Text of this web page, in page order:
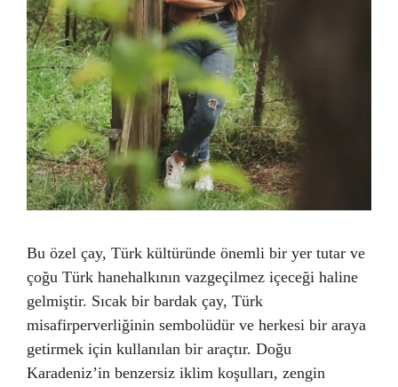
Bu özel çay, Türk kültüründe önemli bir yer tutar ve
çoğu Türk hanehalkının vazgeçilmez içeceği haline
gelmiştir. Sıcak bir bardak çay, Türk
misafirperverliğinin sembolüdür ve herkesi bir araya
getirmek için kullanılan bir araçtır. Doğu
Karadeniz’in benzersiz iklim koşulları, zengin